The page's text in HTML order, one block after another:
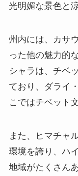
光明媚な景色と
州内には、カサ
った他の魅力的
シャラは、チベ
ており、ダライ
こではチベット
また、ヒマチャ
環境を誇り、ハ
地域がたくさん